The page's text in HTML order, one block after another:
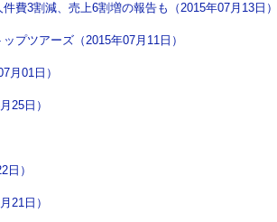
費3割減、売上6割増の報告も（2015年07月13日）
プツアーズ（2015年07月11日）
月01日）
25日）
日）
21日）